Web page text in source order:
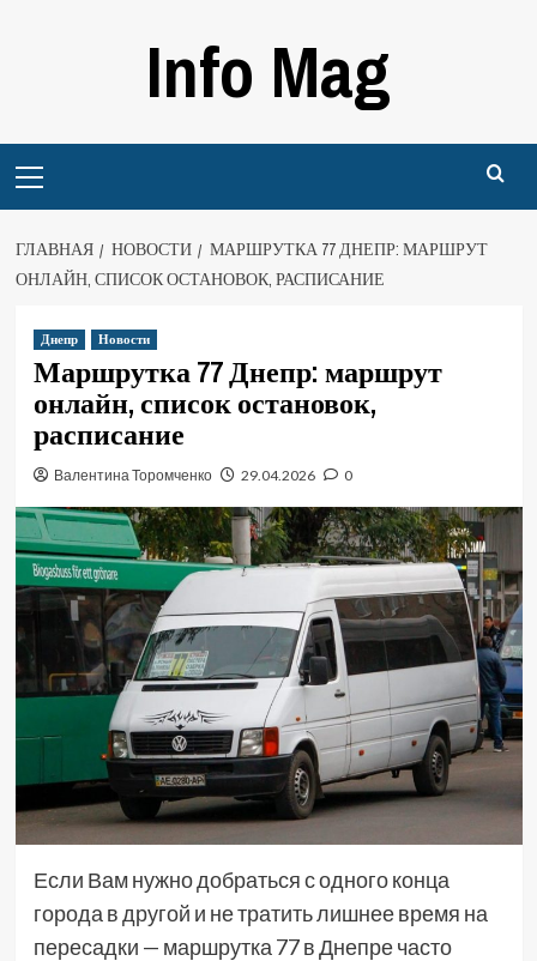
Info Mag
Menu
ГЛАВНАЯ НОВОСТИ
МАРШРУТКА 77 ДНЕПР: МАРШРУТ
ОНЛАЙН, СПИСОК ОСТАНОВОК, РАСПИСАНИЕ
Днепр Новости
Маршрутка 77 Днепр: маршрут
онлайн, список остановок,
расписание
Валентина Торомченко 29.04.2026 0
Если Вам нужно добраться с одного конца
города в другой и не тратить лишнее время на
пересадки — маршрутка 77 в Днепре часто